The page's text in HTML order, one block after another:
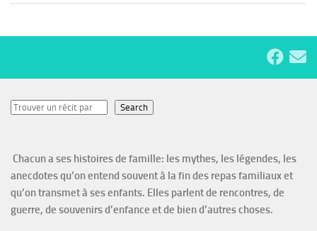
Search Search
Chacun a ses histoires de famille: les mythes, les légendes, les
anecdotes qu’on entend souvent à la fin des repas familiaux et
qu’on transmet à ses enfants. Elles parlent de rencontres, de
guerre, de souvenirs d’enfance et de bien d’autres choses.